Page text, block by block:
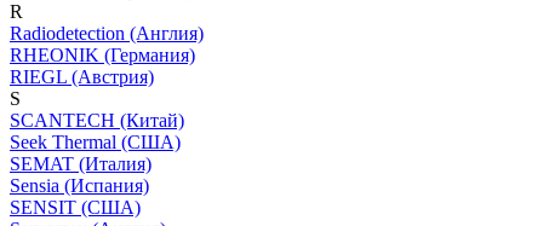
R
Radiodetection (Англия)
RHEONIK (Германия)
RIEGL (Австрия)
S
SCANTECH (Китай)
Seek Thermal (США)
SEMAT (Италия)
Sensia (Испания)
SENSIT (США)